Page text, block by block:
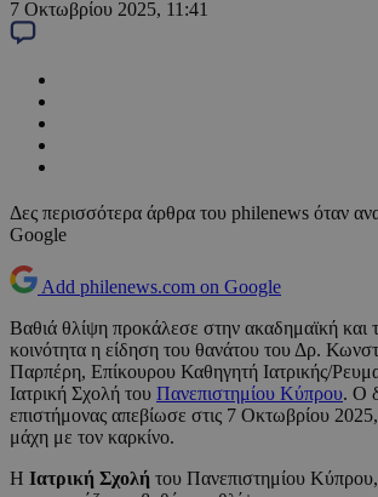
7 Οκτωβρίου 2025, 11:41
Δες περισσότερα άρθρα του philenews όταν
Google
Add philenews.com on Google
Βαθιά θλίψη προκάλεσε στην ακαδημαϊκή και
κοινότητα η είδηση του θανάτου του Δρ.
Παρπέρη, Επίκουρου Καθηγητή Ιατρικής/
Ιατρική Σχολή του Πανεπιστημίου Κύπρου. Ο
επιστήμονας απεβίωσε στις 7 Οκτωβρίου 2025,
μάχη με τον καρκίνο.
Η Ιατρική Σχολή του Πανεπιστημίου